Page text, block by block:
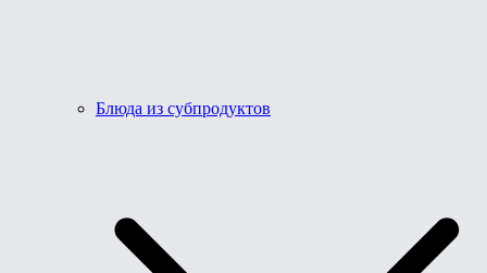
Блюда из субпродуктов